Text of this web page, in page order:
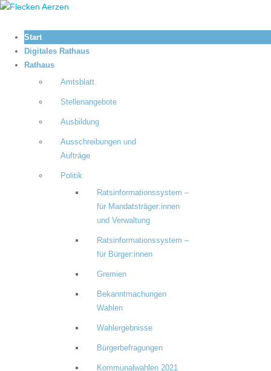
Start
Digitales Rathaus
Rathaus
Amtsblatt
Stellenangebote
Ausbildung
Ausschreibungen und
Aufträge
Politik
Ratsinformationssystem –
für Mandatsträger:innen
und Verwaltung
Ratsinformationssystem –
für Bürger:innen
Gremien
Bekanntmachungen
Wahlen
Wahlergebnisse
Bürgerbefragungen
Kommunalwahlen 2021